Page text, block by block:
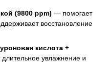
(9800 ppm) — помогает
восстановление
кислота +
увлажнение и